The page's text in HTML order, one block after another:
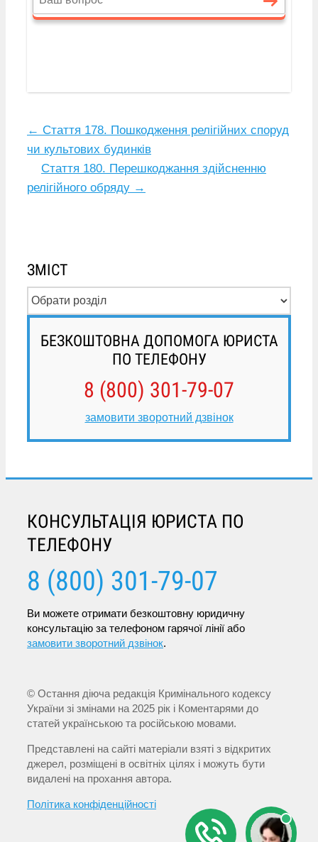
← Стаття 178. Пошкодження релігійних споруд
чи культових будинків
Стаття 180. Перешкоджання здійсненню
релігійного обряду →
ЗМІСТ
БЕЗКОШТОВНА ДОПОМОГА ЮРИСТА
ПО ТЕЛЕФОНУ
8 (800) 301-79-07
замовити зворотний дзвінок
КОНСУЛЬТАЦІЯ ЮРИСТА ПО
ТЕЛЕФОНУ
8 (800) 301-79-07
Ви можете отримати безкоштовну юридичну
консультацію за телефоном гарячої лінії або
замовити зворотний дзвінок.
© Остання діюча редакція Кримінального кодексу
України зі змінами на 2025 рік і Коментарями до
статей українською та російською мовами.
Представлені на сайті матеріали взяті з відкритих
джерел, розміщені в освітніх цілях і можуть бути
видалені на прохання автора.
Політика конфіденційності